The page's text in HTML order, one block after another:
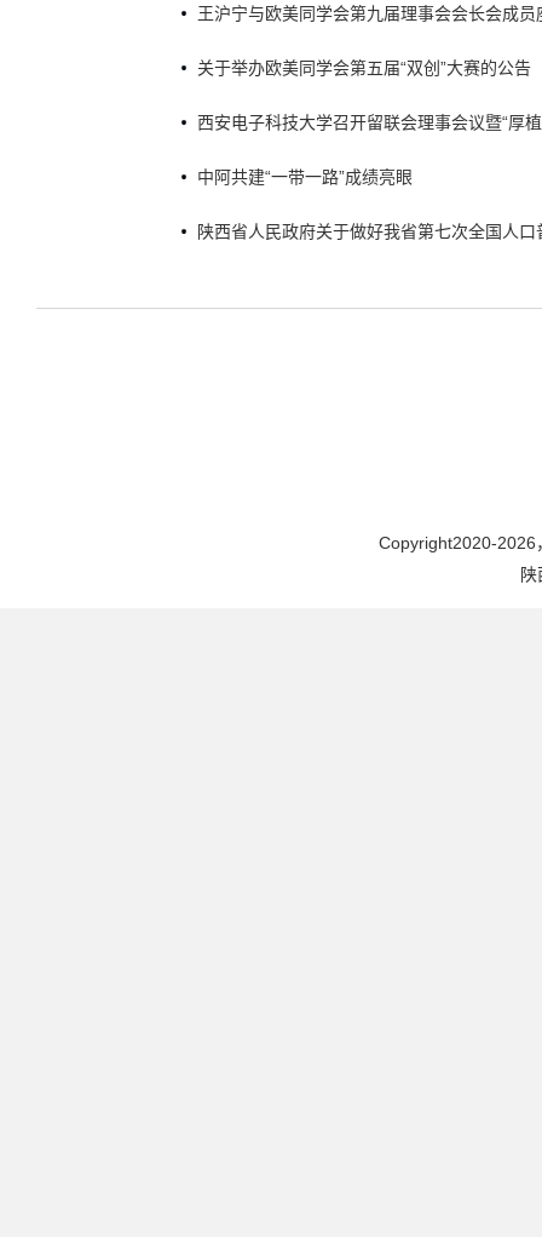
王沪宁与欧美同学会第九届理事会会长会成员
关于举办欧美同学会第五届“双创”大赛的公告
西安电子科技大学召开留联会理事会议暨“厚
座谈会
中阿共建“一带一路”成绩亮眼
陕西省人民政府关于做好我省第七次全国人
Copyright2020-2026